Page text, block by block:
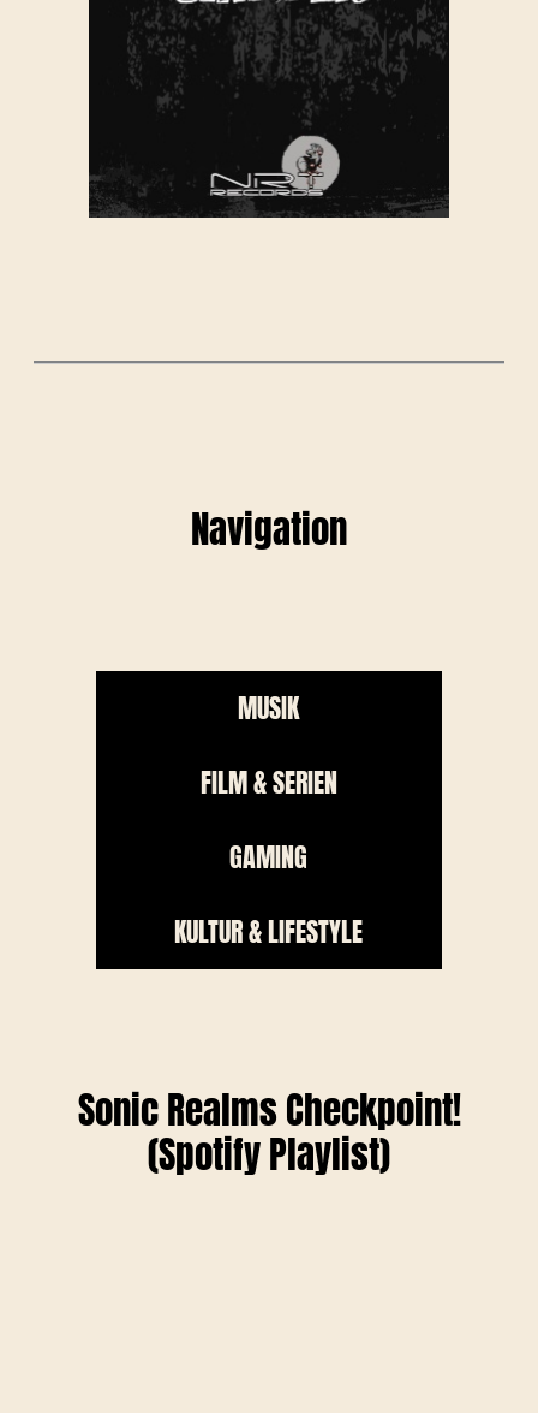
Navigation
MUSIK
FILM & SERIEN
GAMING
KULTUR & LIFESTYLE
Sonic Realms Checkpoint!
(Spotify Playlist)